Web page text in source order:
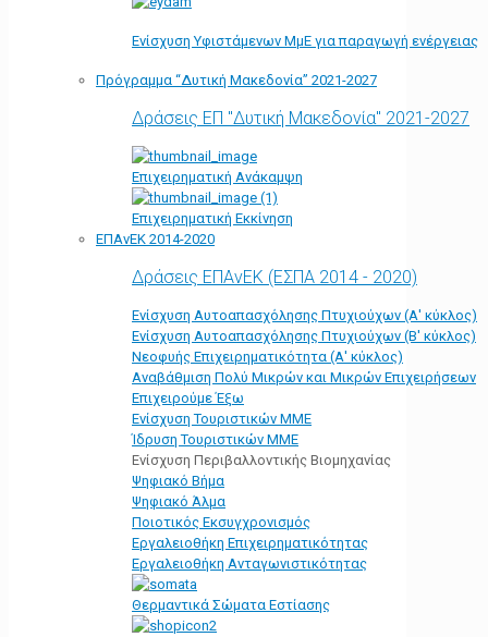
Ενίσχυση Υφιστάμενων ΜμΕ για παραγωγή ενέργειας
Πρόγραμμα “Δυτική Μακεδονία” 2021-2027
Δράσεις ΕΠ "Δυτική Μακεδονία" 2021-2027
Επιχειρηματική Ανάκαμψη
Επιχειρηματική Εκκίνηση
ΕΠΑνΕΚ 2014-2020
Δράσεις ΕΠΑνΕΚ (ΕΣΠΑ 2014 - 2020)
Ενίσχυση Αυτοαπασχόλησης Πτυχιούχων (Α' κύκλος)
Ενίσχυση Αυτοαπασχόλησης Πτυχιούχων (Β' κύκλος)
Νεοφυής Επιχειρηματικότητα (Α' κύκλος)
Αναβάθμιση Πολύ Μικρών και Μικρών Επιχειρήσεων
Επιχειρούμε Έξω
Ενίσχυση Τουριστικών ΜΜΕ
Ίδρυση Τουριστικών ΜΜΕ
Ενίσχυση Περιβαλλοντικής Βιομηχανίας
Ψηφιακό Βήμα
Ψηφιακό Άλμα
Ποιοτικός Εκσυγχρονισμός
Εργαλειοθήκη Eπιχειρηματικότητας
Εργαλειοθήκη Ανταγωνιστικότητας
Θερμαντικά Σώματα Εστίασης